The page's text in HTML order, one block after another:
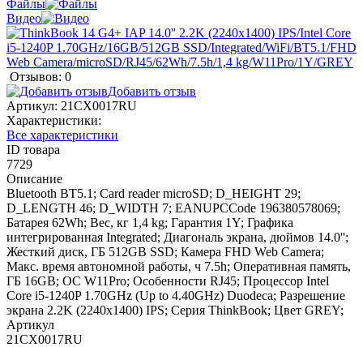
Файлы
Видео
Отзывов: 0
Добавить отзыв
Артикул: 21CX0017RU
Характеристики:
Все характеристики
ID товара
7729
Описание
Bluetooth BT5.1; Card reader microSD; D_HEIGHT 29;
D_LENGTH 46; D_WIDTH 7; EANUPCCode 196380578069;
Батарея 62Wh; Вес, кг 1,4 kg; Гарантия 1Y; Графика
интегрированная Integrated; Диагональ экрана, дюймов 14.0'';
Жесткий диск, ГБ 512GB SSD; Камера FHD Web Camera;
Макс. время автономной работы, ч 7.5h; Оперативная память,
ГБ 16GB; ОС W11Pro; Особенности RJ45; Процессор Intel
Core i5-1240P 1.70GHz (Up to 4.40GHz) Duodeca; Разрешение
экрана 2.2K (2240x1400) IPS; Серия ThinkBook; Цвет GREY;
Артикул
21CX0017RU